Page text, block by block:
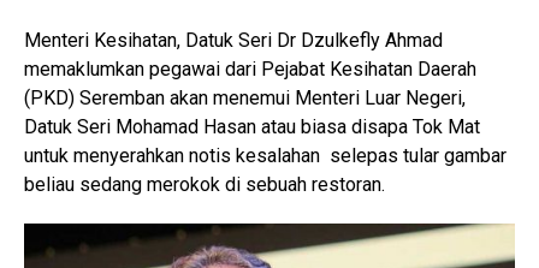
Menteri Kesihatan, Datuk Seri Dr Dzulkefly Ahmad
memaklumkan pegawai dari Pejabat Kesihatan Daerah
(PKD) Seremban akan menemui Menteri Luar Negeri,
Datuk Seri Mohamad Hasan atau biasa disapa Tok Mat
untuk menyerahkan notis kesalahan selepas tular gambar
beliau sedang merokok di sebuah restoran.